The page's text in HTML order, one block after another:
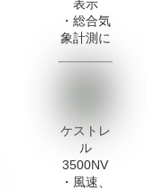
表示
・ 総合気
象計測に
ケストレ
ル
3500NV
・風速、